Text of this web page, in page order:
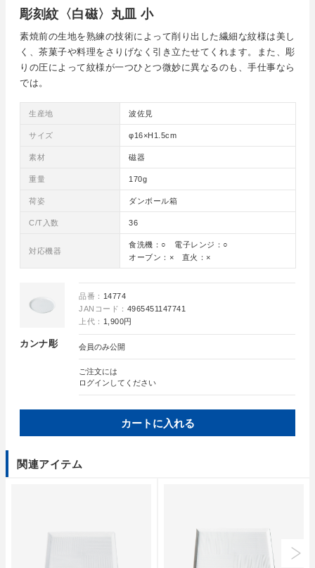
彫刻紋〈白磁〉丸皿 小
素焼前の生地を熟練の技術によって削り出した繊細な紋様は美し
く、茶菓子や料理をさりげなく引き立たせてくれます。また、彫
りの圧によって紋様が一つひとつ微妙に異なるのも、手仕事なら
では。
生産地 波佐見
サイズ φ16×H1.5cm
素材 磁器
重量 170g
荷姿 ダンボール箱
C/T入数 36
対応機器
食洗機：○ 電子レンジ：○
オーブン：× 直火：×
カンナ彫
品番： 14774
JANコード： 4965451147741
上代： 1,900円
会員のみ公開
ご注文には
ログイン してください
カートに入れる
関連アイテム